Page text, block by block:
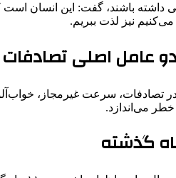
باشند، گفت: این انسان است
نیز لذت ببریم.
عامل اصلی تصادفات
سرعت غیرمجاز،
خطر می‌اندازد.